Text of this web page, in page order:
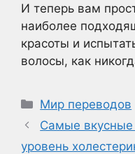
И теперь вам
наиболее
красоты и
волосы, как
Рубрики
Мир переводов
Самые
уровень